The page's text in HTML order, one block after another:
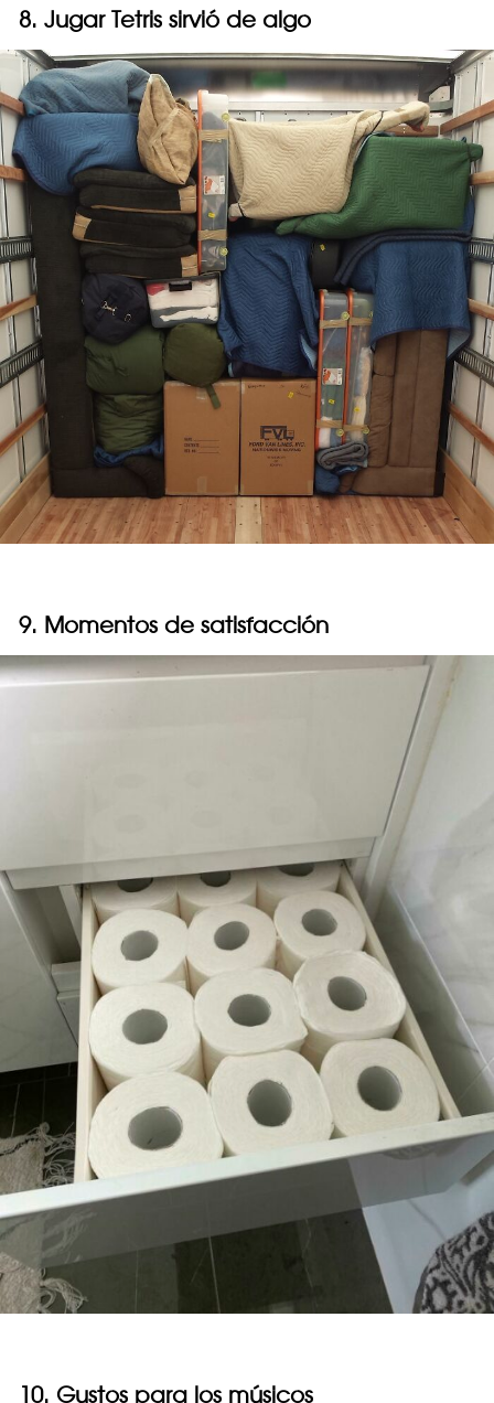
8. Jugar Tetris sirvió de algo
9. Momentos de satisfacción
10. Gustos para los músicos